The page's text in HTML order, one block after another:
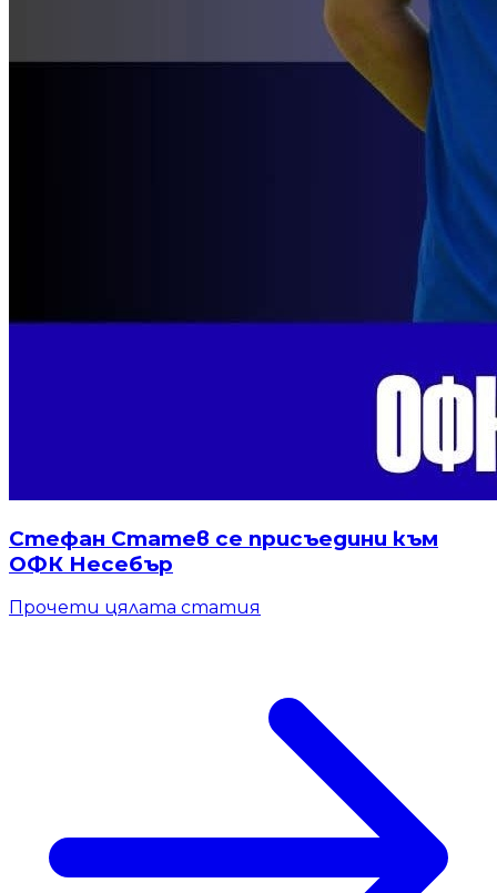
Стефан Статев се присъедини към
ОФК Несебър
Прочети цялата статия